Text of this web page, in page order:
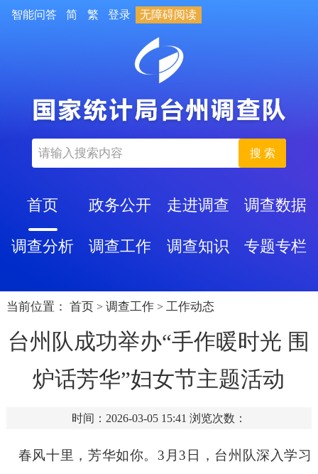
智能问答 简 繁 登录 无障碍阅读
搜 索
首页 政务公开 走进调查 调查数据
调查分析 调查工作 调查知识 专题专栏
当前位置： 首页 > 调查工作 > 工作动态
台州队成功举办“手作暖时光 围
炉话芳华”妇女节主题活动
时间：2026-03-05 15:41 浏览次数：
春风十里，芳华如你。 3月3日，台州队深入学习